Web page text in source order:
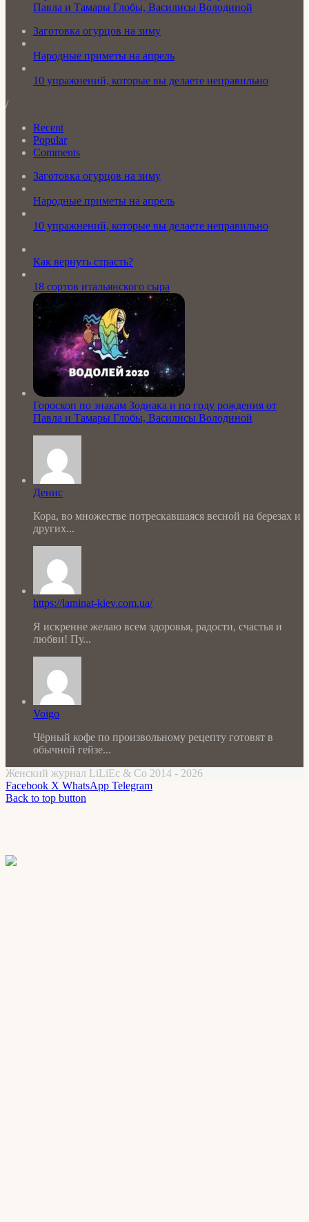
Павла и Тамары Глобы, Василисы Володиной
Заготовка огурцов на зиму
Народные приметы на апрель
10 упражнений, которые вы делаете неправильно
/
Recent
Popular
Comments
Заготовка огурцов на зиму
Народные приметы на апрель
10 упражнений, которые вы делаете неправильно
Как вернуть страсть?
18 сортов итальянского сыра
Гороскоп по знакам Зодиака и по году рождения от
Павла и Тамары Глобы, Василисы Володиной
Денис
Кора, во множестве потрескавшаяся весной на березах и
других...
https://laminat-kiev.com.ua/
Я искренне желаю всем здоровья, радости, счастья и
любви! Пу...
Voigo
Чёрный кофе по произвольному рецепту готовят в
обычной гейзе...
Женский журнал LiLiEc & Co 2014 - 2026
Facebook X WhatsApp Telegram
Back to top button